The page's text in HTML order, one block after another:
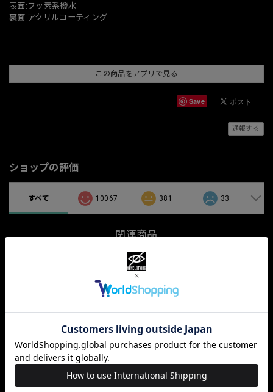
表面:フッ素系撥水
裏面:アクリルコーティング
この商品をアプリで見る
Save
通報する
ショップの評価
すべて 10067 381 33
関連商品
「BDSM.COLLAR」
¥4,500
「kurumiwaridoll」
¥6,000
「Aprilstroll」
最近チェックした商品